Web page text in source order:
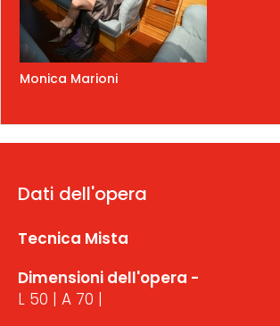
Monica Marioni
Dati dell'opera
Tecnica Mista
Dimensioni dell'opera -
L 50 | A 70 |